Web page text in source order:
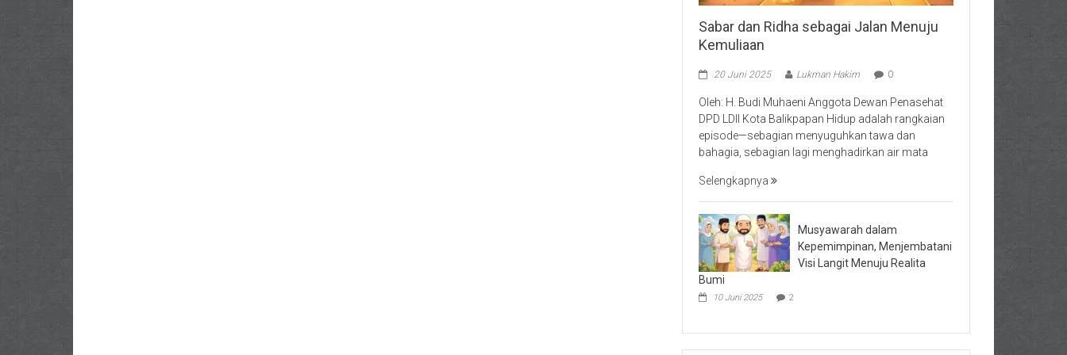
Sabar dan Ridha sebagai Jalan Menuju
Kemuliaan
20 Juni 2025 Lukman Hakim 0
Oleh: H. Budi Muhaeni Anggota Dewan Penasehat
DPD LDII Kota Balikpapan Hidup adalah rangkaian
episode—sebagian menyuguhkan tawa dan
bahagia, sebagian lagi menghadirkan air mata
Selengkapnya
Musyawarah dalam
Kepemimpinan, Menjembatani
Visi Langit Menuju Realita
Bumi
10 Juni 2025 2